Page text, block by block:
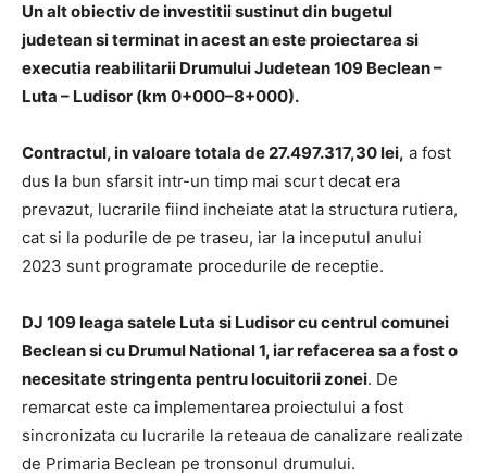
Un alt obiectiv de investitii sustinut din bugetul
judetean si terminat in acest an este proiectarea si
executia reabilitarii Drumului Judetean 109 Beclean –
Luta – Ludisor (km 0+000–8+000).
Contractul, in valoare totala de 27.497.317,30 lei, a fost
dus la bun sfarsit intr-un timp mai scurt decat era
prevazut, lucrarile fiind incheiate atat la structura rutiera,
cat si la podurile de pe traseu, iar la inceputul anului
2023 sunt programate procedurile de receptie.
DJ 109 leaga satele Luta si Ludisor cu centrul comunei
Beclean si cu Drumul National 1, iar refacerea sa a fost o
necesitate stringenta pentru locuitorii zonei. De
remarcat este ca implementarea proiectului a fost
sincronizata cu lucrarile la reteaua de canalizare realizate
de Primaria Beclean pe tronsonul drumului.